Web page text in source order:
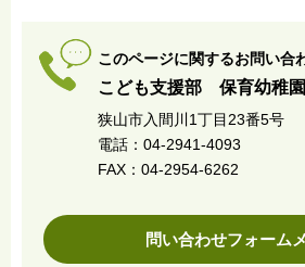
このページに関するお問い合
こども支援部 保育幼稚
狭山市入間川1丁目23番5号
電話：04-2941-4093
FAX：04-2954-6262
問い合わせフォーム